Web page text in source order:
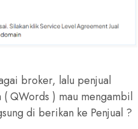
broker, lalu penjual
( QWords ) mau mengambil
di berikan ke Penjual ?